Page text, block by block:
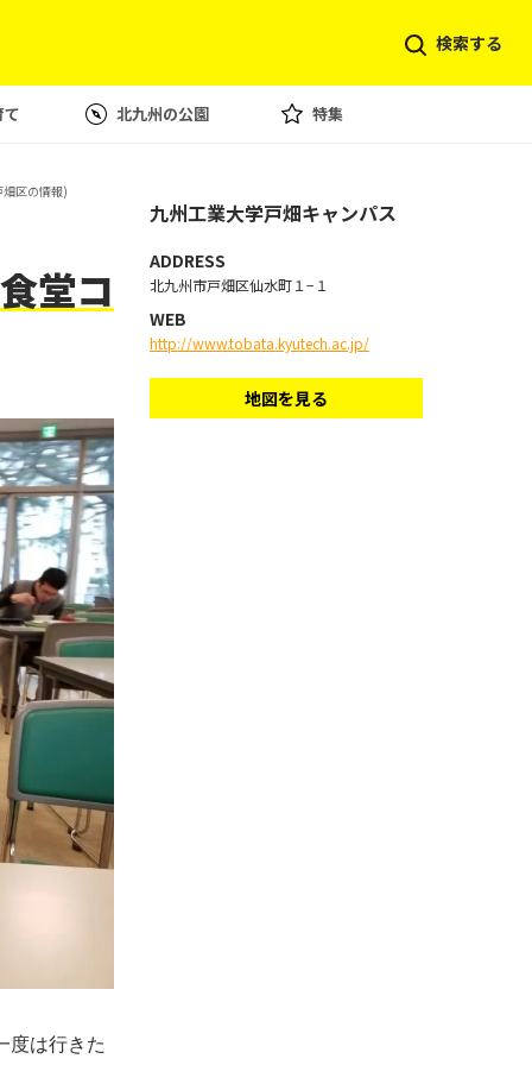
検索する
て 北九州の公園 特集
畑区の情報)
堂コ
度は行きた
九州工業大学戸畑キャンパス
ADDRESS
北九州市戸畑区仙水町１−１
WEB
http://www.tobata.kyutech.ac.jp/
地図を見る